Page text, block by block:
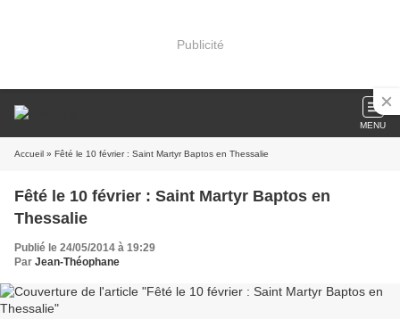
Publicité
MENU
Accueil » Fêté le 10 février : Saint Martyr Baptos en Thessalie
Fêté le 10 février : Saint Martyr Baptos en
Thessalie
Publié le 24/05/2014 à 19:29
Par Jean-Théophane